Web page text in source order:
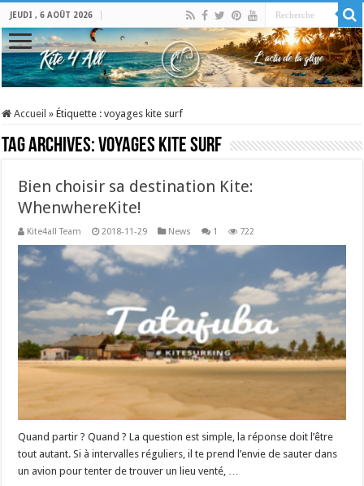
JEUDI , 6 AOÛT 2026
Accueil » Étiquette :voyages kite surf
Tag Archives:voyages kite surf
Bien choisir sa destination Kite:
WhenwhereKite!
Kite4all Team 2018-11-29 News 1 722
Quand partir ? Quand ? La question est simple, la réponse doit l’être
tout autant. Si à intervalles réguliers, il te prend l’envie de sauter dans
un avion pour tenter de trouver un lieu venté, …